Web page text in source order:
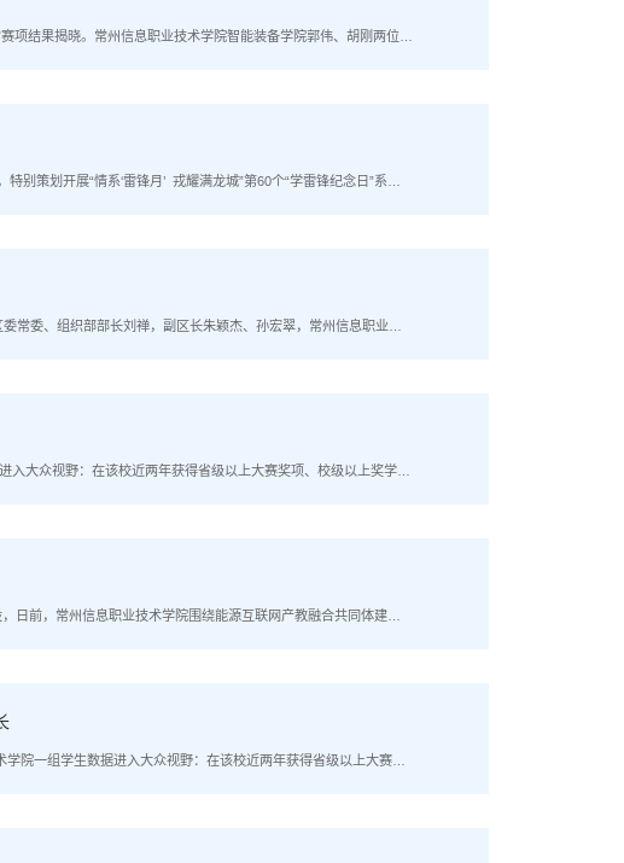
项结果揭晓。常州信息职业技术学院智能装备学院郭伟、胡刚两位老
策划开展“情系‘雷锋月’ 戎耀满龙城”第60个“学雷锋纪念日”系列
常委、组织部部长刘禅，副区长朱颖杰、孙宏翠，常州信息职业技
大众视野：在该校近两年获得省级以上大赛奖项、校级以上奖学金
日前，常州信息职业技术学院围绕能源互联网产教融合共同体建
院一组学生数据进入大众视野：在该校近两年获得省级以上大赛奖